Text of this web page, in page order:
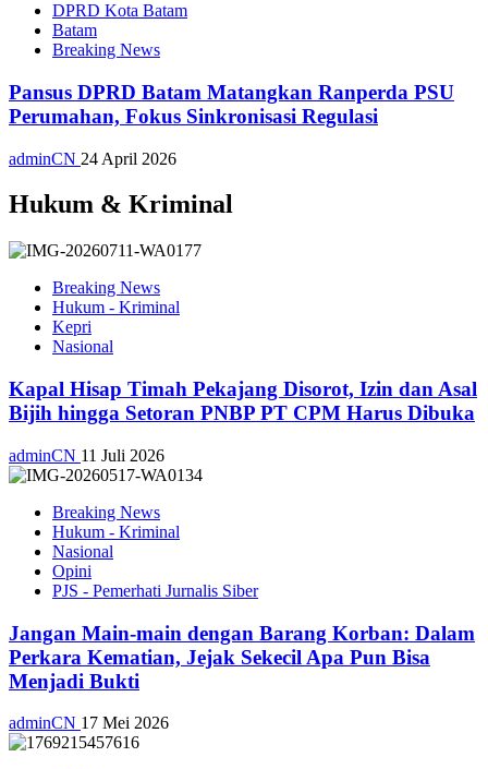
DPRD Kota Batam
Batam
Breaking News
Pansus DPRD Batam Matangkan Ranperda PSU
Perumahan, Fokus Sinkronisasi Regulasi
adminCN 24 April 2026
Hukum & Kriminal
Breaking News
Hukum - Kriminal
Kepri
Nasional
Kapal Hisap Timah Pekajang Disorot, Izin dan Asal
Bijih hingga Setoran PNBP PT CPM Harus Dibuka
adminCN 11 Juli 2026
Breaking News
Hukum - Kriminal
Nasional
Opini
PJS - Pemerhati Jurnalis Siber
Jangan Main-main dengan Barang Korban: Dalam
Perkara Kematian, Jejak Sekecil Apa Pun Bisa
Menjadi Bukti
adminCN 17 Mei 2026